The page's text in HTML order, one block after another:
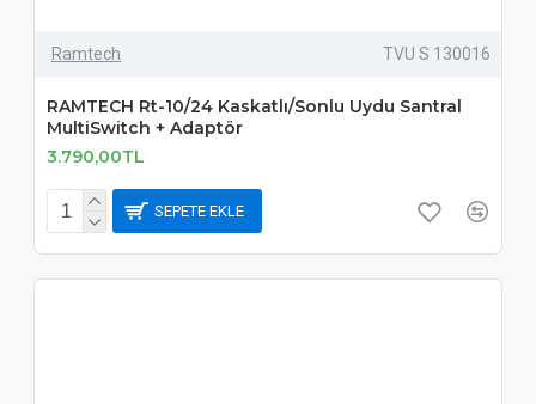
Ramtech TVU S 130016
RAMTECH Rt-10/24 Kaskatlı/Sonlu Uydu Santral
MultiSwitch + Adaptör
3.790,00TL
SEPETE EKLE